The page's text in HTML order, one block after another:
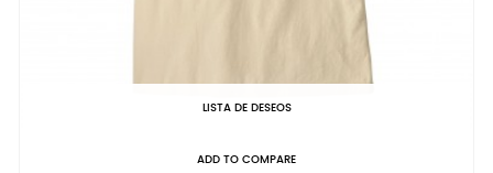
LISTA DE DESEOS
ADD TO COMPARE